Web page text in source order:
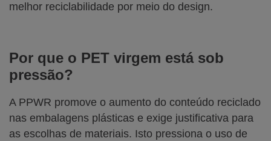
melhor reciclabilidade por meio do design.
Por que o PET virgem está sob
pressão?
A PPWR promove o aumento do conteúdo reciclado
nas embalagens plásticas e exige justificativa para
as escolhas de materiais. Isto pressiona o uso de